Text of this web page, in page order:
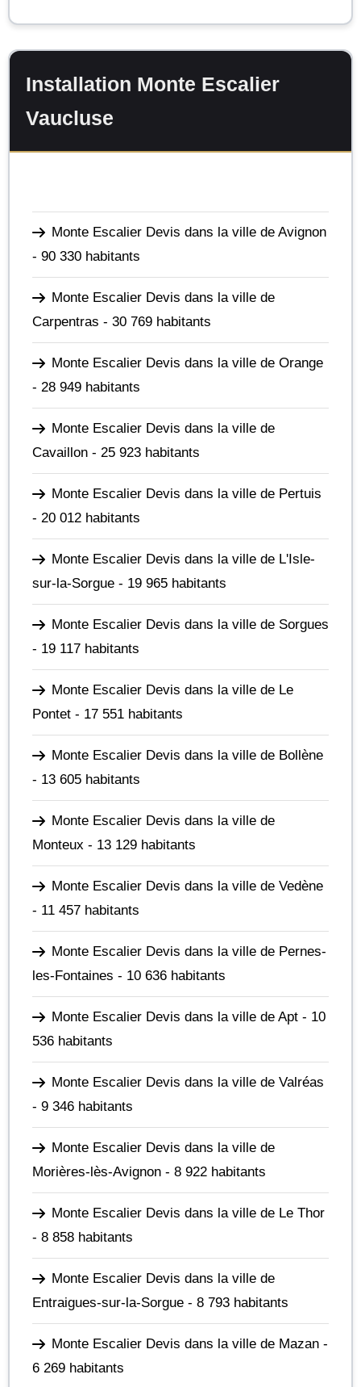
Installation Monte Escalier
Vaucluse
Monte Escalier Devis dans la ville de Avignon
- 90 330 habitants
Monte Escalier Devis dans la ville de
Carpentras - 30 769 habitants
Monte Escalier Devis dans la ville de Orange
- 28 949 habitants
Monte Escalier Devis dans la ville de
Cavaillon - 25 923 habitants
Monte Escalier Devis dans la ville de Pertuis
- 20 012 habitants
Monte Escalier Devis dans la ville de L'Isle-
sur-la-Sorgue - 19 965 habitants
Monte Escalier Devis dans la ville de Sorgues
- 19 117 habitants
Monte Escalier Devis dans la ville de Le
Pontet - 17 551 habitants
Monte Escalier Devis dans la ville de Bollène
- 13 605 habitants
Monte Escalier Devis dans la ville de
Monteux - 13 129 habitants
Monte Escalier Devis dans la ville de Vedène
- 11 457 habitants
Monte Escalier Devis dans la ville de Pernes-
les-Fontaines - 10 636 habitants
Monte Escalier Devis dans la ville de Apt - 10
536 habitants
Monte Escalier Devis dans la ville de Valréas
- 9 346 habitants
Monte Escalier Devis dans la ville de
Morières-lès-Avignon - 8 922 habitants
Monte Escalier Devis dans la ville de Le Thor
- 8 858 habitants
Monte Escalier Devis dans la ville de
Entraigues-sur-la-Sorgue - 8 793 habitants
Monte Escalier Devis dans la ville de Mazan -
6 269 habitants